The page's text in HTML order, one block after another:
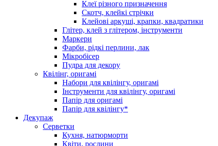
Клеї різного призначення
Скотч, клейкі стрічки
Клейові аркуші, крапки, квадратики
Глітер, клей з глітером, інструменти
Маркери
Фарби, рідкі перлини, лак
Мікробісер
Пудра для декору
Квілінг, оригамі
Набори для квілінгу, оригамі
Інструменти для квілінгу, оригамі
Папір для оригамі
Папір для квілінгу*
Декупаж
Серветки
Кухня, натюрморти
Квіти, рослини